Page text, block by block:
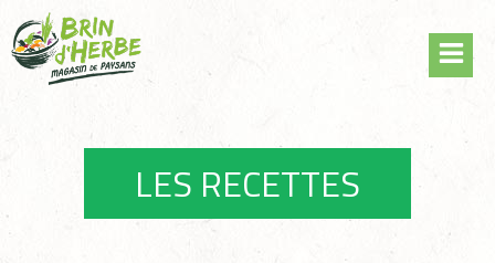
to
content
LES RECETTES